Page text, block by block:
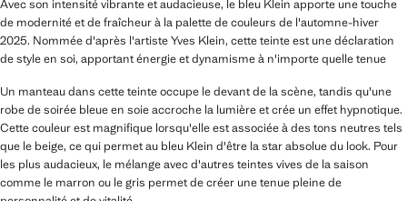
Avec son intensité vibrante et audacieuse, le bleu Klein apporte une touche
de modernité et de fraîcheur à la palette de couleurs de l'automne-hiver
2025. Nommée d'après l'artiste Yves Klein, cette teinte est une déclaration
de style en soi, apportant énergie et dynamisme à n'importe quelle tenue
Un manteau dans cette teinte occupe le devant de la scène, tandis qu'une
robe de soirée bleue en soie accroche la lumière et crée un effet hypnotique.
Cette couleur est magnifique lorsqu'elle est associée à des tons neutres tels
que le beige, ce qui permet au bleu Klein d'être la star absolue du look. Pour
les plus audacieux, le mélange avec d'autres teintes vives de la saison
comme le marron ou le gris permet de créer une tenue pleine de